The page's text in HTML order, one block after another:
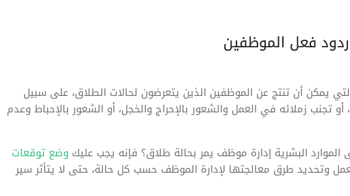
فعل الموظفين
يمكن أن تنتج عن الموظفين الذين يتعرضون لحالات الطلاق، على سبيل
تجنب زملائه في العمل والشعور بالإحراج والخجل، أو الشعور بالإحباط وعدم
البشرية إدارة موظف يمر بحالة طلاق؟ فإنه يجب عليك وضع توقعات
وتحديد طرق معالجتها لإدارة الموظف حسب كل حالة، حتى لا يتأثر سير